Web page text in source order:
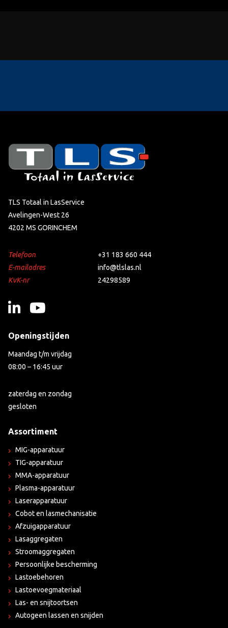
TLS Totaal in LasService
Avelingen-West 26
4202 MS GORINCHEM
Telefoon
+31 183 660 444
E-mailadres
info@tlslas.nl
KvK-nr
24298589
Openingstijden
Maandag t/m vrijdag
08:00 – 16:45 uur
zaterdag en zondag
gesloten
Assortiment
MIG-apparatuur
TIG-apparatuur
MMA-apparatuur
Plasma-apparatuur
Laserapparatuur
Cobot en lasmechanisatie
Afzuigapparatuur
Lasaggregaten
Stroomaggregaten
Persoonlijke bescherming
Lastoebehoren
Lastoevoegmateriaal
Las- en snijtoortsen
Autogeen lassen en snijden